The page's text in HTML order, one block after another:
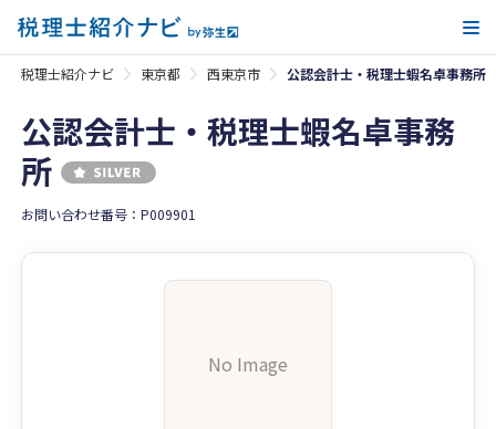
税理士紹介ナビ 東京都 西東京市 公認会計士・税理士蝦名卓事務所
公認会計士・税理士蝦名卓事務
所
お問い合わせ番号：P009901
No Image